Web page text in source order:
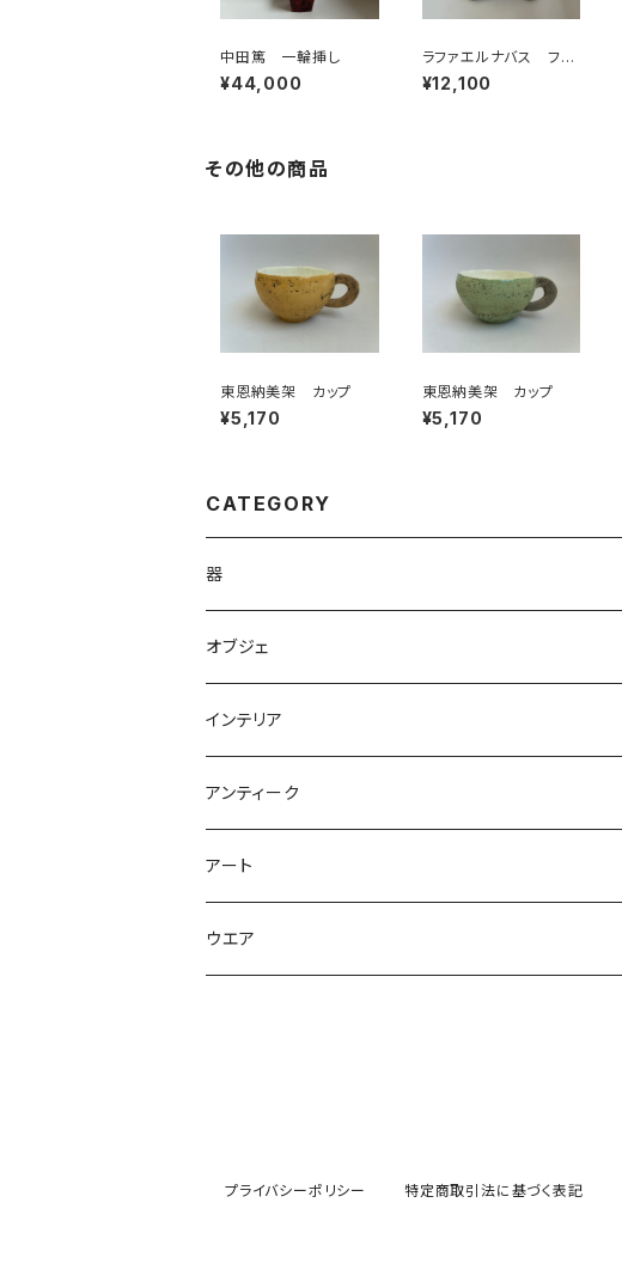
中田篤 一輪挿し
¥44,000
ラファエルナバス フッ
ク
¥12,100
その他の商品
東恩納美架 カップ
¥5,170
東恩納美架 カップ
¥5,170
CATEGORY
器
やきもの
ガラス
木
鉢
皿
オブジェ
オブジェ
アクセサリー
鉢
皿
インテリア
ライト 照明
花器
アンティーク
アート
彫刻
ウエア
プライバシーポリシー 特定商取引法に基づく表記